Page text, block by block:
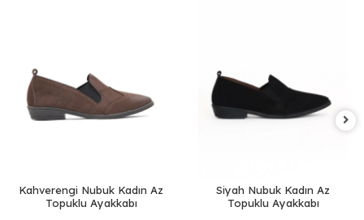
Kahverengi Nubuk Kadın Az
Topuklu Ayakkabı
Siyah Nubuk Kadın Az
Topuklu Ayakkabı